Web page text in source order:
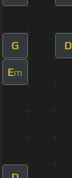
G D
Em